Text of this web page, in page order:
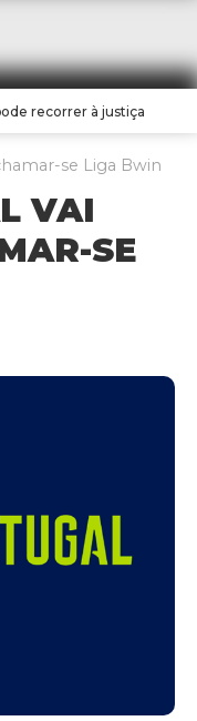
recorrer à justiça
se Liga Bwin
VAI
SE